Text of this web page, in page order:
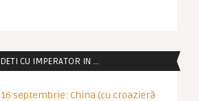
CU IMPERATOR IN …
16 septembrie: China (cu croazieră